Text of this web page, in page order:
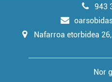
943
Nafarroa etorbidea
Nor